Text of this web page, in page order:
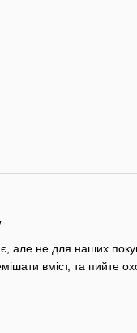
але не для наших
вміст, та пийте